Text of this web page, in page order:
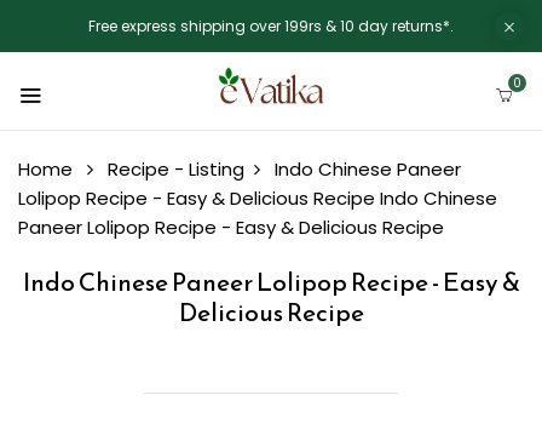
Free express shipping over 199rs & 10 day returns*.
0
Home Recipe - Listing
Indo Chinese Paneer
Lolipop Recipe - Easy & Delicious Recipe Indo Chinese
Paneer Lolipop Recipe - Easy & Delicious Recipe
Indo Chinese Paneer Lolipop Recipe - Easy &
Delicious Recipe